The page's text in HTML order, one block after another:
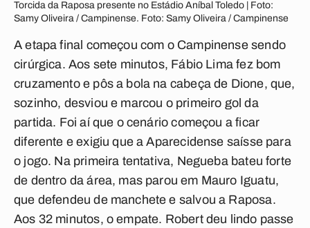
Torcida da Raposa presente no Estádio Aníbal Toledo | Foto:
Samy Oliveira / Campinense. Foto: Samy Oliveira / Campinense
A etapa final começou com o Campinense sendo
cirúrgica. Aos sete minutos, Fábio Lima fez bom
cruzamento e pôs a bola na cabeça de Dione, que,
sozinho, desviou e marcou o primeiro gol da
partida. Foi aí que o cenário começou a ficar
diferente e exigiu que a Aparecidense saísse para
o jogo. Na primeira tentativa, Negueba bateu forte
de dentro da área, mas parou em Mauro Iguatu,
que defendeu de manchete e salvou a Raposa.
Aos 32 minutos, o empate. Robert deu lindo passe